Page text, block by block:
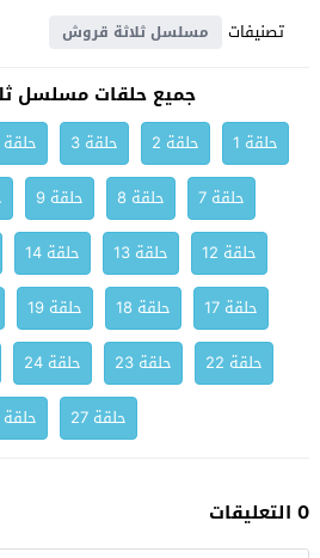
تصنيفات
مسلسل ثلاثة قروش
جميع حلقات مسلسل
حلقة 1 حلقة 2 حلقة 3 حلقة 4
حلقة 7
حلقة 8 حلقة 9
حلقة 12
حلقة 13 حلقة 14
حلقة 17
حلقة 18 حلقة 19
حلقة 22
حلقة 23 حلقة 24
حلقة 27
حلقة
0 التعليقات